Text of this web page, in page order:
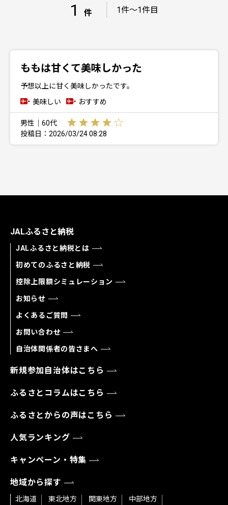
1 件 1件～1件目
ももは甘くて美味しかった
予想以上に甘く美味しかったです。
美味しい
おすすめ
男性｜60代
投稿日：2026/03/24 08:28
JALふるさと納税
JALふるさと納税とは
初めてのふるさと納税
控除上限額シミュレーション
お知らせ
よくあるご質問
お問い合わせ
自治体関係者の皆さまへ
新規参加自治体はこちら
ふるさとコラムはこちら
ふるさとからの声はこちら
人気ランキング
キャンペーン・特集
地域から探す
北海道 東北地方 関東地方
中部地方